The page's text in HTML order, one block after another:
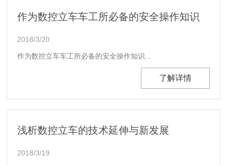
作为数控立车车工所必备的安全操作知识
2018/3/20
作为数控立车车工所必备的安全操作知识...
了解详情
浅析数控立车的技术延伸与新发展
2018/3/19